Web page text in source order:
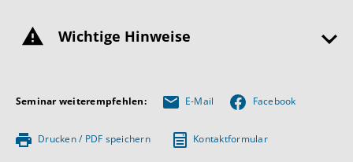
Wichtige Hinweise
Seminar weiterempfehlen: E-Mail Facebook
Drucken / PDF speichern Kontaktformular